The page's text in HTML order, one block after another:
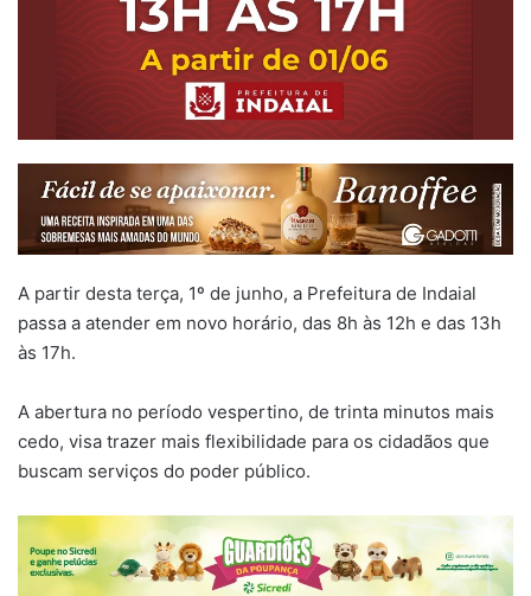
A partir desta terça, 1º de junho, a Prefeitura de Indaial
passa a atender em novo horário, das 8h às 12h e das 13h
às 17h.
A abertura no período vespertino, de trinta minutos mais
cedo, visa trazer mais flexibilidade para os cidadãos que
buscam serviços do poder público.